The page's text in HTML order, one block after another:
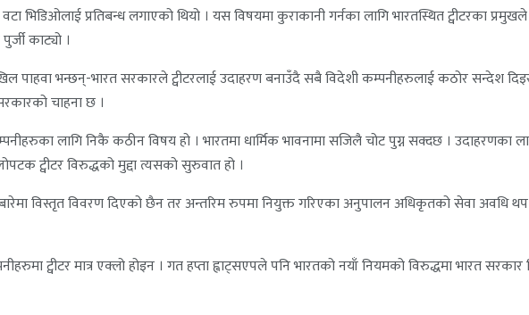
भिडिओलाई प्रतिबन्ध लगाएको थियो । यस विषयमा कुराकानी गर्नका लागि भारतस्थित ट्वीटरका
काट्यो ।
पाहवा भन्छन्-भारत सरकारले ट्वीटरलाई उदाहरण बनाउँदै सबै विदेशी कम्पनीहरुलाई कठोर सन्देश
चाहना छ ।
लागि निकै कठीन विषय हो । भारतमा धार्मिक भावनामा सजिलै चोट पुग्न सक्दछ । उदाहरणका
ट्वीटर विरुद्धको मुद्दा त्यसको सुरुवात हो ।
विस्तृत विवरण दिएको छैन तर अन्तरिम रुपमा नियुक्त गरिएका अनुपालन अधिकृतको सेवा अवधि थप
ट्वीटर मात्र एक्लो होइन । गत हप्ता ह्वाट्सएपले पनि भारतको नयाँ नियमको विरुद्धमा भारत